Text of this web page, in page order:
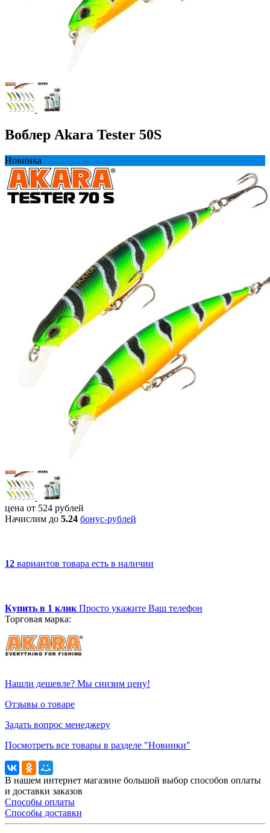
Воблер Akara Tester 50S
Новинка
цена от 524 рублей
Начислим до 5.24 бонус-рублей
12 вариантов товара есть в наличии
Купить в 1 клик Просто укажите Ваш телефон
Торговая марка:
Нашли дешевле? Мы снизим цену!
Отзывы о товаре
Задать вопрос менеджеру
Посмотреть все товары в разделе "Новинки"
В нашем интернет магазине большой выбор способов оплаты
и доставки заказов
Способы оплаты
Способы доставки